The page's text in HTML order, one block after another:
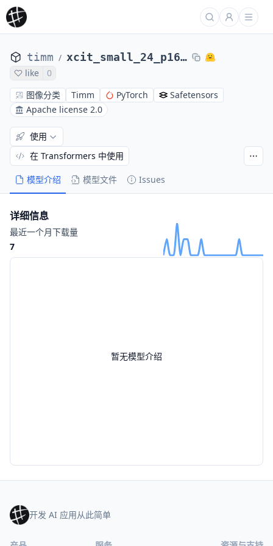
timm / xcit_small_24_p16_224.fb_in1k
like
0
图像分类
Timm PyTorch
Safetensors
Apache license 2.0
模型介绍 模型文件 Issues
使用
在 Transformers 中使用
暂无模型介绍
详细信息
最近一个月下载量
7
开发 AI 应用从此简单